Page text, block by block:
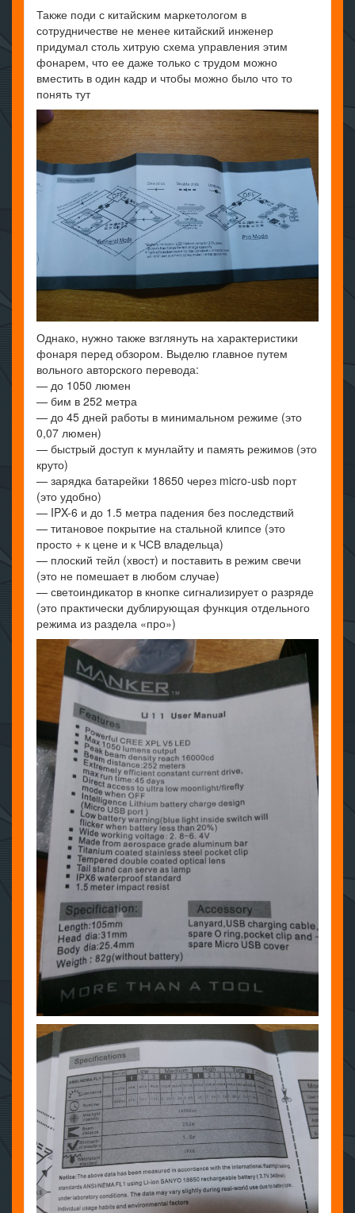
Также поди с китайским маркетологом в
сотрудничестве не менее китайский инженер
придумал столь хитрую схема управления этим
фонарем, что ее даже только с трудом можно
вместить в один кадр и чтобы можно было что то
понять тут
Однако, нужно также взглянуть на характеристики
фонаря перед обзором. Выделю главное путем
вольного авторского перевода:
— до 1050 люмен
— бим в 252 метра
— до 45 дней работы в минимальном режиме (это
0,07 люмен)
— быстрый доступ к мунлайту и память режимов (это
круто)
— зарядка батарейки 18650 через micro-usb порт
(это удобно)
— IPX-6 и до 1.5 метра падения без последствий
— титановое покрытие на стальной клипсе (это
просто + к цене и к ЧСВ владельца)
— плоский тейл (хвост) и поставить в режим свечи
(это не помешает в любом случае)
— светоиндикатор в кнопке сигнализирует о разряде
(это практически дублирующая функция отдельного
режима из раздела «про»)